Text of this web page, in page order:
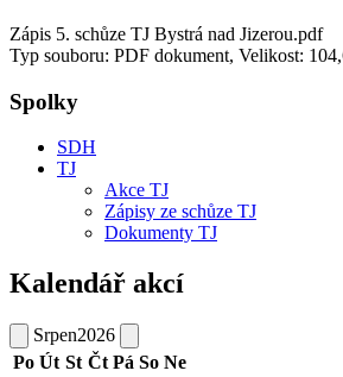
Zápis 5. schůze TJ Bystrá nad Jizerou.pdf
Typ souboru: PDF dokument, Velikost:
Spolky
SDH
TJ
Akce TJ
Zápisy ze schůze TJ
Dokumenty TJ
Kalendář akcí
Srpen2026
Po Út St Čt Pá So Ne